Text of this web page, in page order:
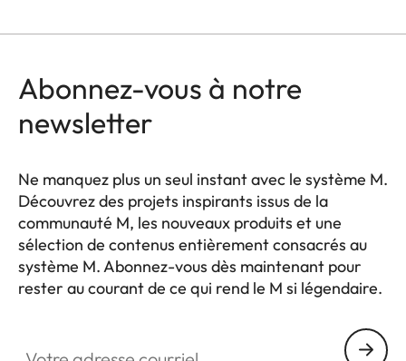
Abonnez-vous à notre
newsletter
Ne manquez plus un seul instant avec le système M.
Découvrez des projets inspirants issus de la
communauté M, les nouveaux produits et une
sélection de contenus entièrement consacrés au
système M. Abonnez-vous dès maintenant pour
rester au courant de ce qui rend le M si légendaire.